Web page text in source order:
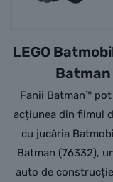
LEGO
Batman
Fanii Batman™
acțiunea din filmul
cu jucăria
Batman (76332),
auto de